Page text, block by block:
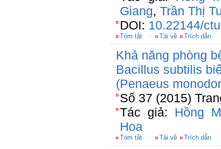
Giang, Trần Thị
DOI: 10.22144/
Tóm tắt Tải về Trích dẫn
Khả năng phòng
Bacillus subtilis
(Penaeus
Số 37 (2015)
Tác giả: Hồng
Hoa
Tóm tắt Tải về Trích dẫn